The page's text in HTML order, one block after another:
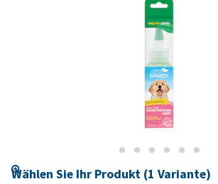
Wählen Sie Ihr Produkt (1 Variante)